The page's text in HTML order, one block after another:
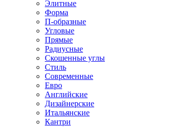
Элитные
Форма
П-образные
Угловые
Прямые
Радиусные
Скошенные углы
Стиль
Современные
Евро
Английские
Дизайнерские
Итальянские
Кантри